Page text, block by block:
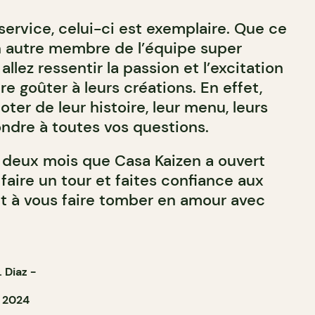
celui-ci est exemplaire. Que ce
membre de l’équipe super
ressentir la passion et l’excitation
goûter à leurs créations. En effet,
de leur histoire, leur menu, leurs
à toutes vos questions.
mois que Casa Kaizen a ouvert
un tour et faites confiance aux
à vous faire tomber en amour avec
Diaz -